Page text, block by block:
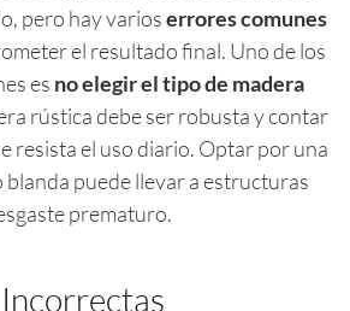
pero hay varioserrores comunes
el resultado final. Uno de los
es no elegir el tipo de madera
rústica debe ser robusta y contar
resista el uso diario. Optar por una
blanda puede llevar a estructuras
prematuro.